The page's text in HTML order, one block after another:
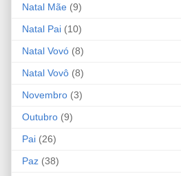
Natal Mãe (9)
Natal Pai (10)
Natal Vovó (8)
Natal Vovô (8)
Novembro (3)
Outubro (9)
Pai (26)
Paz (38)